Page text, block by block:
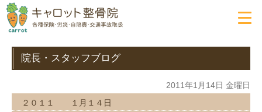
院長・スタッフブログ
2011年1月14日 金曜日
２０１１ １月１４日